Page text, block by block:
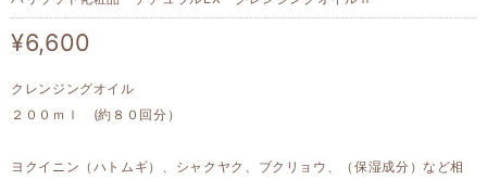
¥6,600
クレンジングオイル
２００ｍｌ (約８０回分）
ヨクイニン（ハトムギ）、シャクヤク、ブクリョウ、（保湿成分）など相